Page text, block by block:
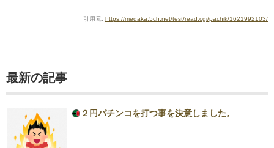
引用元: https://medaka.5ch.net/test/read.cgi/pachik/1621992103/
最新の記事
２円パチンコを打つ事を決意しました。